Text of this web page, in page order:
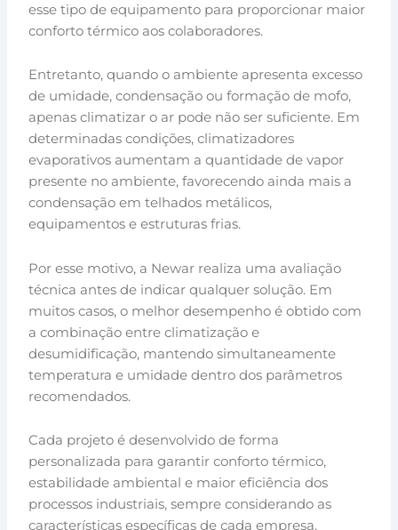
esse tipo de equipamento para proporcionar maior
conforto térmico aos colaboradores.
Entretanto, quando o ambiente apresenta excesso
de umidade, condensação ou formação de mofo,
apenas climatizar o ar pode não ser suficiente. Em
determinadas condições, climatizadores
evaporativos aumentam a quantidade de vapor
presente no ambiente, favorecendo ainda mais a
condensação em telhados metálicos,
equipamentos e estruturas frias.
Por esse motivo, a Newar realiza uma avaliação
técnica antes de indicar qualquer solução. Em
muitos casos, o melhor desempenho é obtido com
a combinação entre climatização e
desumidificação, mantendo simultaneamente
temperatura e umidade dentro dos parâmetros
recomendados.
Cada projeto é desenvolvido de forma
personalizada para garantir conforto térmico,
estabilidade ambiental e maior eficiência dos
processos industriais, sempre considerando as
características específicas de cada empresa.